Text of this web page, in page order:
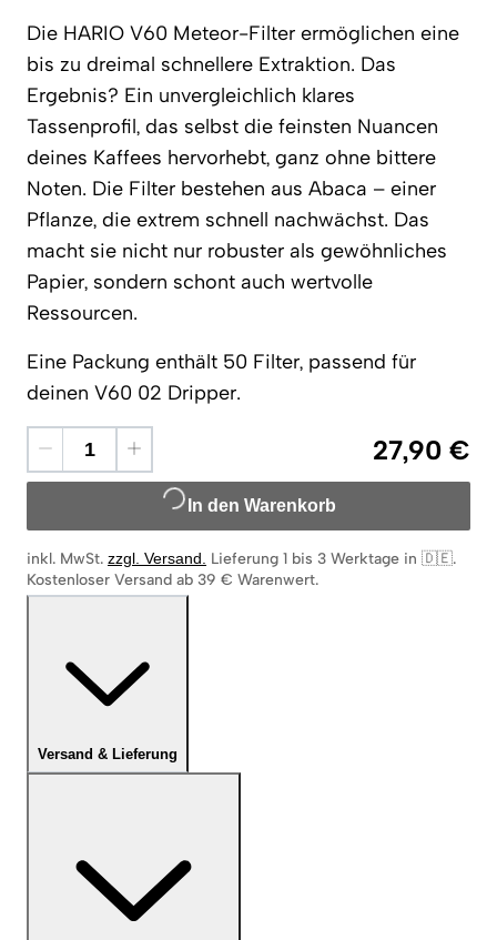
Die HARIO V60 Meteor-Filter ermöglichen eine
bis zu dreimal schnellere Extraktion. Das
Ergebnis? Ein unvergleichlich klares
Tassenprofil, das selbst die feinsten Nuancen
deines Kaffees hervorhebt, ganz ohne bittere
Noten. Die Filter bestehen aus Abaca – einer
Pflanze, die extrem schnell nachwächst. Das
macht sie nicht nur robuster als gewöhnliches
Papier, sondern schont auch wertvolle
Ressourcen.
Eine Packung enthält 50 Filter, passend für
deinen V60 02 Dripper.
27,90 €
In den Warenkorb
inkl. MwSt. zzgl. Versand. Lieferung 1 bis 3 Werktage in 🇩🇪.
Kostenloser Versand ab 39 € Warenwert.
Versand & Lieferung